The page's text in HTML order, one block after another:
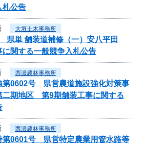
札公告
大垣土木事務所
県単 舗装道補修（一）安八平田
関する一般競争入札公告
西濃農林事務所
第0602号 県営農道施設強化対策事
期地区 第9期舗装工事に関する
西濃農林事務所
第0601号 県営特定農業用管水路等